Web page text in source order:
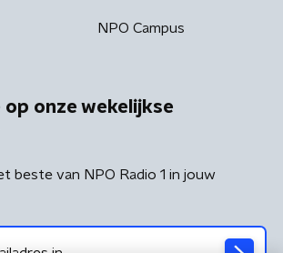
NPO Campus
op onze wekelijkse
beste van NPO Radio 1 in jouw